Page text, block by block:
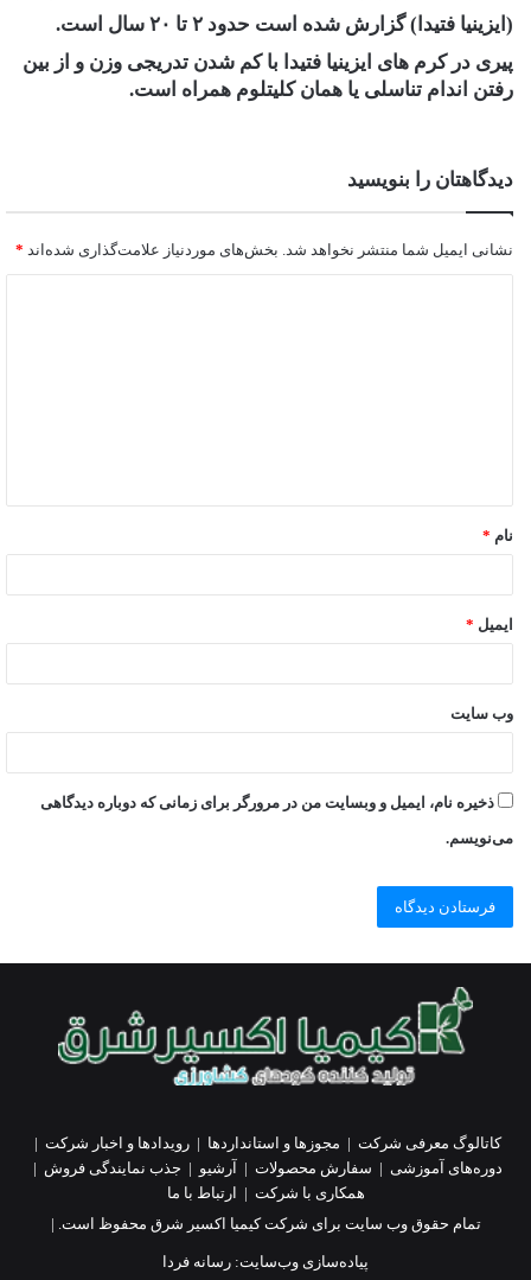
(ایزینیا فتیدا) گزارش شده است حدود ۲ تا ۲۰ سال است.
پیری در کرم های ایزینیا فتیدا با کم شدن تدریجی وزن و از بین
رفتن اندام تناسلی یا همان کلیتلوم همراه است.
دیدگاهتان را بنویسید
نشانی ایمیل شما منتشر نخواهد شد. بخش‌های موردنیاز علامت‌گذاری شده‌اند *
نام *
ایمیل *
وب‌ سایت
ذخیره نام، ایمیل و وبسایت من در مرورگر برای زمانی که دوباره دیدگاهی
می‌نویسم.
کاتالوگ معرفی شرکت | مجوزها و استانداردها |رویدادها و اخبار شرکت |
دوره‌های آموزشی | سفارش محصولات | آرشیو | جذب نمایندگی فروش |
همکاری با شرکت |
ارتباط با ما
تمام حقوق وب سایت برای شرکت کیمیا اکسیر شرق محفوظ است. |
پیاده‌سازی وب‌سایت: رسانه فردا